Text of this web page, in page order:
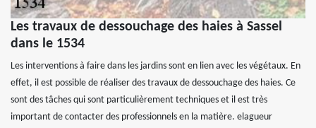
Les travaux de dessouchage des haies à Sassel
dans le 1534
Les interventions à faire dans les jardins sont en lien avec les végétaux. En
effet, il est possible de réaliser des travaux de dessouchage des haies. Ce
sont des tâches qui sont particulièrement techniques et il est très
important de contacter des professionnels en la matière. elagueur